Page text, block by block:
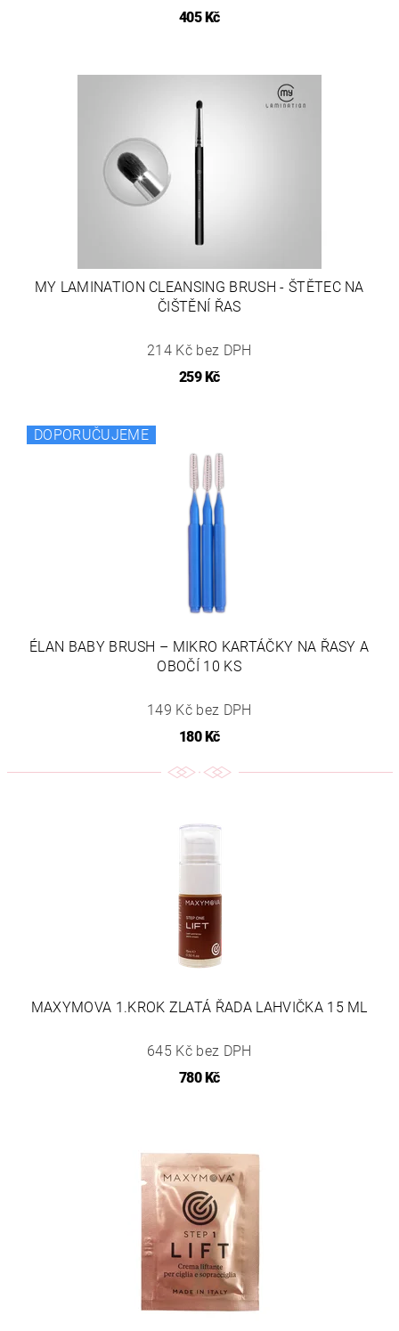
405 Kč
MY LAMINATION CLEANSING BRUSH - ŠTĚTEC NA
ČIŠTĚNÍ ŘAS
214 Kč bez DPH
259 Kč
DOPORUČUJEME
ÉLAN BABY BRUSH – MIKRO KARTÁČKY NA ŘASY A
OBOČÍ 10 KS
149 Kč bez DPH
180 Kč
MAXYMOVA 1.KROK ZLATÁ ŘADA LAHVIČKA 15 ML
645 Kč bez DPH
780 Kč